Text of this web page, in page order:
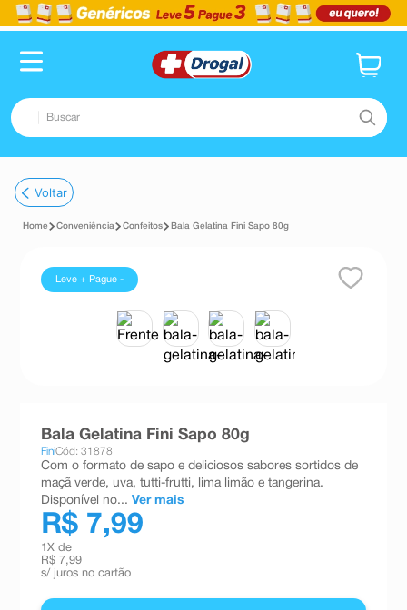
Buscar
1º fralda
pampers confort sec max
dipirona
teste gravidez
esmalte
ºabsorvente
Voltar
Conveniência Confeitos Bala Gelatina Fini Sapo 80g
Leve + Pague -
Bala Gelatina Fini Sapo 80g
FiniCód: 31878
Com o formato de sapo e deliciosos sabores sortidos de
maçã verde, uva, tutti-frutti, lima limão e tangerina.
Disponível no... Ver mais
R$ 7,99
1 X de
R$ 7,99
s/ juros no cartão